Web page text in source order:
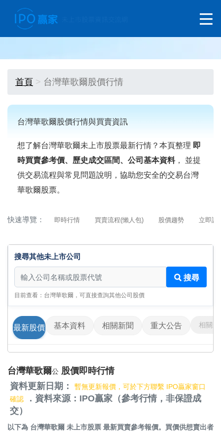
首頁 台灣華歌爾股價行情
台灣華歌爾股價行情與買賣資訊
想了解台灣華歌爾未上市股票最新行情？本頁整理 即
時買賣參考價、歷史成交區間、公司基本資料， 並提
供交易流程與常見問題說明，協助您安全的交易台灣
華歌爾股票。
快速導覽： 即時行情 買賣流程(懶人包) 股價趨勢 立即詢
搜尋其他未上市公司
搜尋其他未上市公司
搜尋
目前查看：台灣華歌爾，可直接查詢其他公司股價
最新股價 基本資料 相關新聞 重大公告 相關影
台灣華歌爾公 股價即時行情
資料更新日期：
暫無更新報價，可於下方聯繫 IPO贏家窗口
確認
．資料來源：IPO贏家（參考行情，非保證成
交）
以下為 台灣華歌爾 未上市股票 最新買賣參考報價。買價供想賣出者